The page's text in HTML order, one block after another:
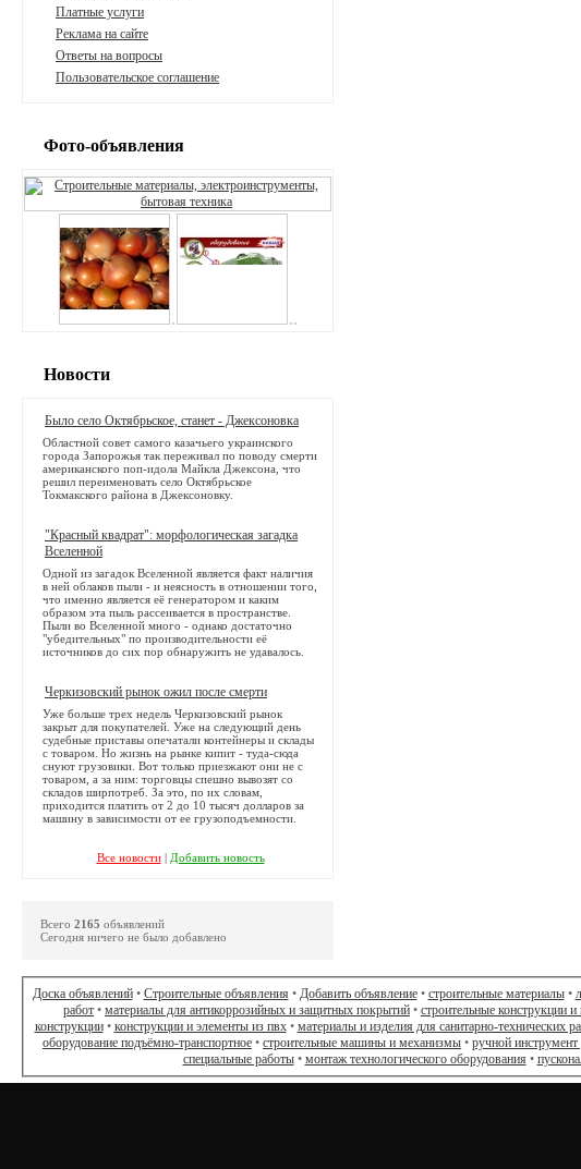
Платные услуги
Реклама на сайте
Ответы на вопросы
Пользовательское соглашение
Фото-объявления
Новости
Было село Октябрьское, станет - Джексоновка
Областной совет самого казачьего украинского
города Запорожья так переживал по поводу смерти
американского поп-идола Майкла Джексона, что
решил переименовать село Октябрьское
Токмакского района в Джексоновку.
"Красный квадрат": морфологическая загадка
Вселенной
Одной из загадок Вселенной является факт наличия
в ней облаков пыли - и неясность в отношении того,
что именно является её генератором и каким
образом эта пыль рассеивается в пространстве.
Пыли во Вселенной много - однако достаточно
"убедительных" по производительности её
источников до сих пор обнаружить не удавалось.
Черкизовский рынок ожил после смерти
Уже больше трех недель Черкизовский рынок
закрыт для покупателей. Уже на следующий день
судебные приставы опечатали контейнеры и склады
с товаром. Но жизнь на рынке кипит - туда-сюда
снуют грузовики. Вот только приезжают они не с
товаром, а за ним: торговцы спешно вывозят со
складов ширпотреб. За это, по их словам,
приходится платить от 2 до 10 тысяч долларов за
машину в зависимости от ее грузоподъемности.
Все новости| Добавить новость
Всего 2165 объявлений
Сегодня ничего не было добавлено
Доска объявлений• Строительные объявления • Добавить объявление• строительные материалы•
работ • материалы для антикоррозийных и защитных покрытий • строительные конструкции и
конструкции• конструкции и элементы из пвх• материалы и изделия для санитарно-технических
оборудование подъёмно-транспортное • строительные машины и механизмы • ручной
специальные работы• монтаж технологического оборудования •